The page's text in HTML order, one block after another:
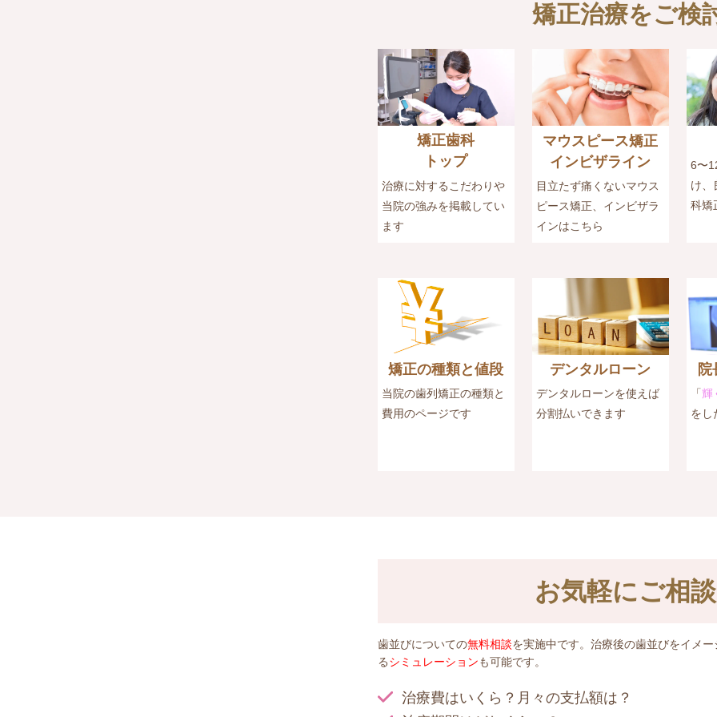
矯正治療をご検
矯正歯科
トップ
治療に対するこだわりや
当院の強みを掲載してい
ます
マウスピース矯正
インビザライン
目立たず痛くないマウス
ピース矯正、インビザラ
インはこちら
6〜
け、
科矯
矯正の種類と値段
当院の歯列矯正の種類と
費用のページです
デンタルローン
デンタルローンを使えば
分割払いできます
院
「輝
をし
お気軽にご相
歯並びについての無料相談を実施中です。治療後の歯並びをイメー
るシミュレーションも可能です。
治療費はいくら？月々の支払額は？